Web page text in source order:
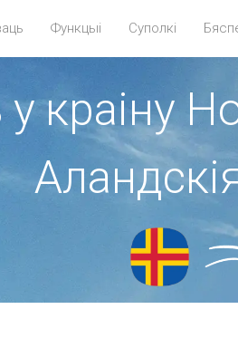
Функцыі Суполкі
краіну